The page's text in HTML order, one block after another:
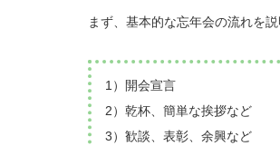
まず、基本的な忘年会の流れを説
1）開会宣言
2）乾杯、簡単な挨拶など
3）歓談、表彰、余興など